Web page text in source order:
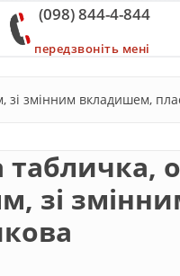
(098) 844-4-844
передзвоніть мені
зі змінним вкладишем,
табличка,
зі